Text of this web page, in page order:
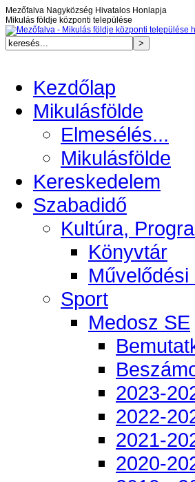
Mezőfalva Nagyközség Hivatalos Honlapja
Mikulás földje központi települése
Kezdőlap
Mikulásfölde
Elmesélés...
Mikulásfölde
Kereskedelem
Szabadidő
Kultúra,
Könyvtár
Művelődési
Sport
Medosz SE
2023-
2022-
2021-
2020-